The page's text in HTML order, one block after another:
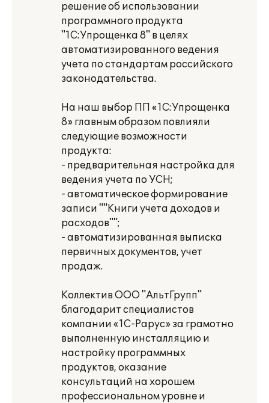
решение об использовании
программного продукта
"1С:Упрощенка 8" в целях
автоматизированного ведения
учета по стандартам российского
законодательства.
На наш выбор ПП «1С:Упрощенка
8» главным образом повлияли
следующие возможности
продукта:
- предварительная настройка для
ведения учета по УСН;
- автоматическое формирование
записи ""Книги учета доходов и
расходов"";
- автоматизированная выписка
первичных документов, учет
продаж.
Коллектив ООО "АльтГрупп"
благодарит специалистов
компании «1С-Рарус» за грамотно
выполненную инсталляцию и
настройку программных
продуктов, оказание
консультаций на хорошем
профессиональном уровне и